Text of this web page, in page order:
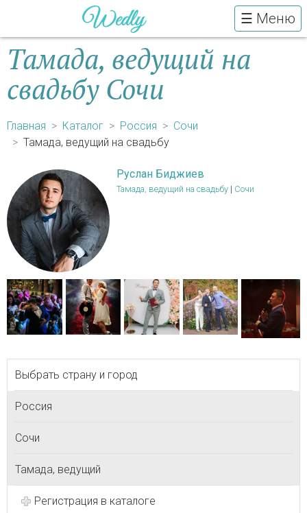
☰ Меню
Тамада, ведущий на
свадьбу Сочи
Главная Каталог Россия
Сочи
Тамада, ведущий на свадьбу
Руслан Биджиев
Тамада, ведущий на свадьбу | Сочи
Выбрать страну и город
Россия
Сочи
Тамада, ведущий
Регистрация в каталоге